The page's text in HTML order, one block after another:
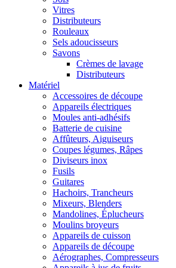
Vitres
Distributeurs
Rouleaux
Sels adoucisseurs
Savons
Crèmes de lavage
Distributeurs
Matériel
Accessoires de découpe
Appareils électriques
Moules anti-adhésifs
Batterie de cuisine
Affûteurs, Aiguiseurs
Coupes légumes, Râpes
Diviseurs inox
Fusils
Guitares
Hachoirs, Trancheurs
Mixeurs, Blenders
Mandolines, Éplucheurs
Moulins broyeurs
Appareils de cuisson
Appareils de découpe
Aérographes, Compresseurs